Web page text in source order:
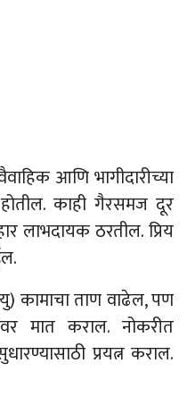
आणि भागीदारीच्या
काही गैरसमज दूर
लाभदायक ठरतील. प्रिय
कामाचा ताण वाढेल, पण
मात कराल. नोकरीत
प्रयत्न कराल.